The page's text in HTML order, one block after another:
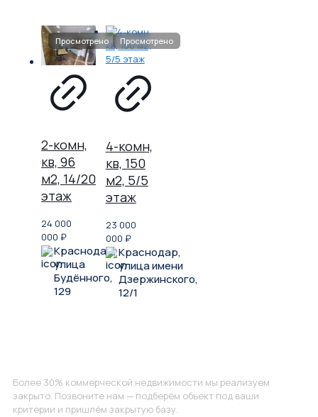
2-комн,
кв, 96
м2, 14/20
этаж
24 000
000 ₽
Краснодар,
улица
Будённого,
129
4-комн,
кв, 150
м2, 5/5
этаж
23 000
000 ₽
Краснодар,
улица имени
Дзержинского,
12/1
Более 30% коммерческой недвижимости мы реализуем
закрыто. Позвоните нам — подберём объект под ваши
критерии и пришлём закрытую базу.